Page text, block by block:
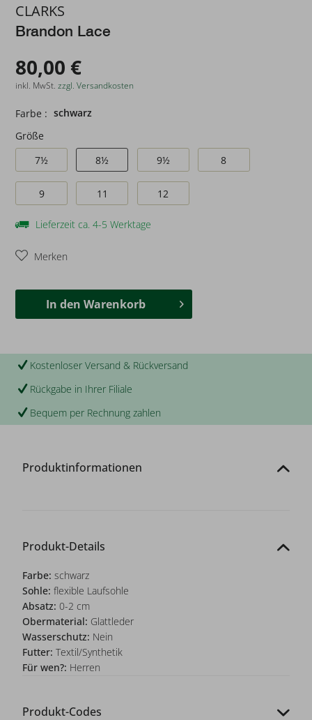
CLARKS
Brandon Lace
80,00 €
inkl. MwSt.zzgl. Versandkosten
Farbe : schwarz
Größe
7½
8½ 9½ 8
9 11 12
Lieferzeit ca. 4-5 Werktage
Merken
In den Warenkorb
Kostenloser Versand & Rückversand
Rückgabe in Ihrer Filiale
Bequem per Rechnung zahlen
Produktinformationen
Produkt-Details
Farbe:schwarz
Sohle: flexible Laufsohle
Absatz: 0-2 cm
Obermaterial: Glattleder
Wasserschutz: Nein
Futter: Textil/Synthetik
Für wen?: Herren
Produkt-Codes